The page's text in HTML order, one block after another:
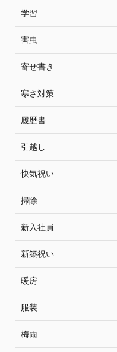
学習
害虫
寄せ書き
寒さ対策
履歴書
引越し
快気祝い
掃除
新入社員
新築祝い
暖房
服装
梅雨